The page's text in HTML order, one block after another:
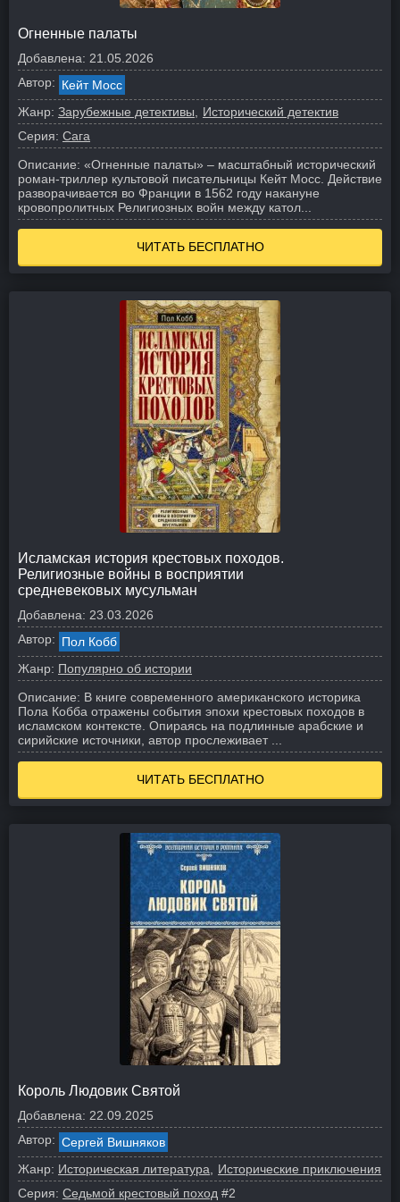
Огненные палаты
Добавлена: 21.05.2026
Автор: Кейт Мосс
Жанр: Зарубежные детективы
Исторический детектив
Серия: Сага
Описание: «Огненные палаты» – масштабный исторический
роман-триллер культовой писательницы Кейт Мосс. Действие
разворачивается во Франции в 1562 году накануне
кровопролитных Религиозных войн между катол...
ЧИТАТЬ БЕСПЛАТНО
Исламская история крестовых походов.
Религиозные войны в восприятии
средневековых мусульман
Добавлена: 23.03.2026
Автор: Пол Кобб
Жанр: Популярно об истории
Описание: В книге современного американского историка
Пола Кобба отражены события эпохи крестовых походов в
исламском контексте. Опираясь на подлинные арабские и
сирийские источники, автор прослеживает ...
ЧИТАТЬ БЕСПЛАТНО
Король Людовик Святой
Добавлена: 22.09.2025
Автор: Сергей Вишняков
Жанр: Историческая литература
Исторические приключения
Серия: Седьмой крестовый поход #2